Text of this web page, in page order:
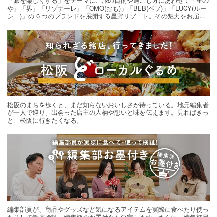
や」「界」「リゾナーレ」「OMO(おも)」「BEB(ベブ)」「LUCY(ルー
シー)」の 6 つのブランドを展開する星野リゾート。その魅力をお届け
松阪のまちを歩くと、まだ知らないおいしさが待っている。地元編集者
が一人で巡り、出会った店主の人柄や想いと味を伝えます。見ればきっ
と、松阪に行きたくなる。
編集部員が、商品やグッズなど気になるアイテムを実際に食べたり使っ